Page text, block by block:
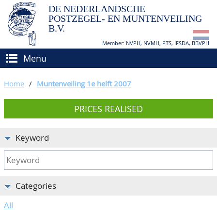
DE NEDERLANDSCHE
POSTZEGEL- EN MUNTENVEILING
B.V.
Member: NVPH, NVMH, PTS, IFSDA, BBVPH
Menu
BUY AND SELL
How to sell?
How to buy?
Conditions
BIDDING
APPRAISALS
CATALOGUE/RESULTS
CALENDAR
Home / Muntenveiling 1e helft 2007
PRICES REALISED
Keyword
Categories
All